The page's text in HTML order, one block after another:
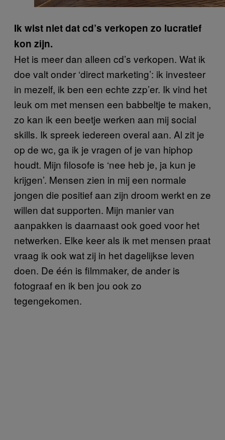
Ik wist niet dat cd’s verkopen zo lucratief
kon zijn.
Het is meer dan alleen cd’s verkopen. Wat ik
doe valt onder ‘direct marketing’: ik investeer
in mezelf, ik ben een echte zzp’er. Ik vind het
leuk om met mensen een babbeltje te maken,
zo kan ik een beetje werken aan mij social
skills. Ik spreek iedereen overal aan. Al zit je
op de wc, ga ik je vragen of je van hiphop
houdt. Mijn filosofe is ‘nee heb je, ja kun je
krijgen’. Mensen zien in mij een normale
jongen die positief aan zijn droom werkt en ze
willen dat supporten. Mijn manier van
aanpakken is daarnaast ook goed voor het
netwerken. Elke keer als ik met mensen praat
vraag ik ook wat zij in het dagelijkse leven
doen. De één is filmmaker, de ander is
fotograaf en ik ben jou ook zo
tegengekomen.